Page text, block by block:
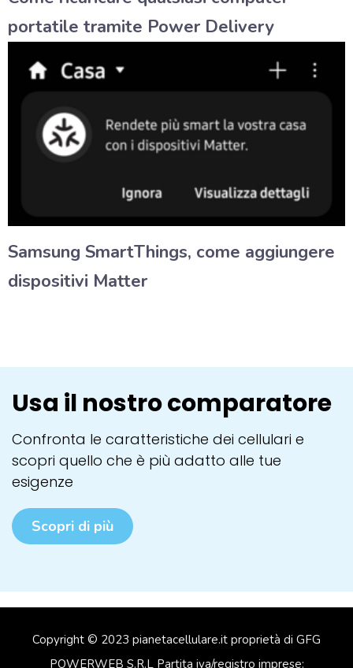
portatile tramite Power Delivery
Samsung SmartThings, come aggiungere
dispositivi Matter
Usa il nostro comparatore
Confronta le caratteristiche dei cellulari e
scopri quello che è più adatto alle tue
esigenze
Scopri di più
Copyright © 2023 pianetacellulare.it proprietà di GFG
POWERWEB S.R.L Partita iva/registro imprese: